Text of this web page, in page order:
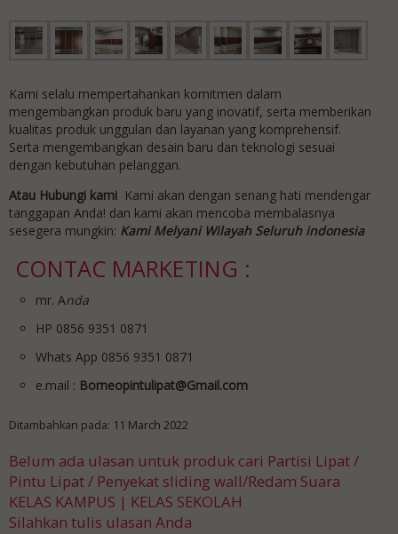
Kami selalu mempertahankan komitmen dalam
mengembangkan produk baru yang inovatif, serta memberikan
kualitas produk unggulan dan layanan yang komprehensif.
Serta mengembangkan desain baru dan teknologi sesuai
dengan kebutuhan pelanggan.
Atau Hubungi kami Kami akan dengan senang hati mendengar
tanggapan Anda! dan kami akan mencoba membalasnya
sesegera mungkin: Kami Melyani Wilayah Seluruh indonesia
CONTAC MARKETING :
mr. Anda
HP 0856 9351 0871
Whats App 0856 9351 0871
e.mail : Borneopintulipat@Gmail.com
Ditambahkan pada: 11 March 2022
Belum ada ulasan untuk produk cari Partisi Lipat /
Pintu Lipat / Penyekat sliding wall/Redam Suara
KELAS KAMPUS | KELAS SEKOLAH
Silahkan tulis ulasan Anda